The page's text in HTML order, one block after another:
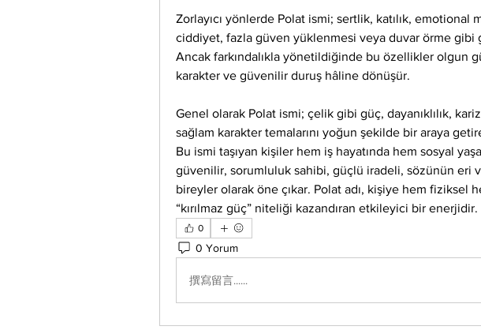
Zorlayıcı yönlerde Polat ismi; sertlik, katılık, emotional
ciddiyet, fazla güven yüklenmesi veya duvar örme gibi
Ancak farkındalıkla yönetildiğinde bu özellikler olgun
karakter ve güvenilir duruş hâline dönüşür.
Genel olarak Polat ismi; çelik gibi güç, dayanıklılık,
sağlam karakter temalarını yoğun şekilde bir araya
Bu ismi taşıyan kişiler hem iş hayatında hem sosyal
güvenilir, sorumluluk sahibi, güçlü iradeli, sözünün eri
bireyler olarak öne çıkar. Polat adı, kişiye hem fiziksel
“kırılmaz güç” niteliği kazandıran etkileyici bir enerjidir.
0
0 Yorum
撰寫留言......